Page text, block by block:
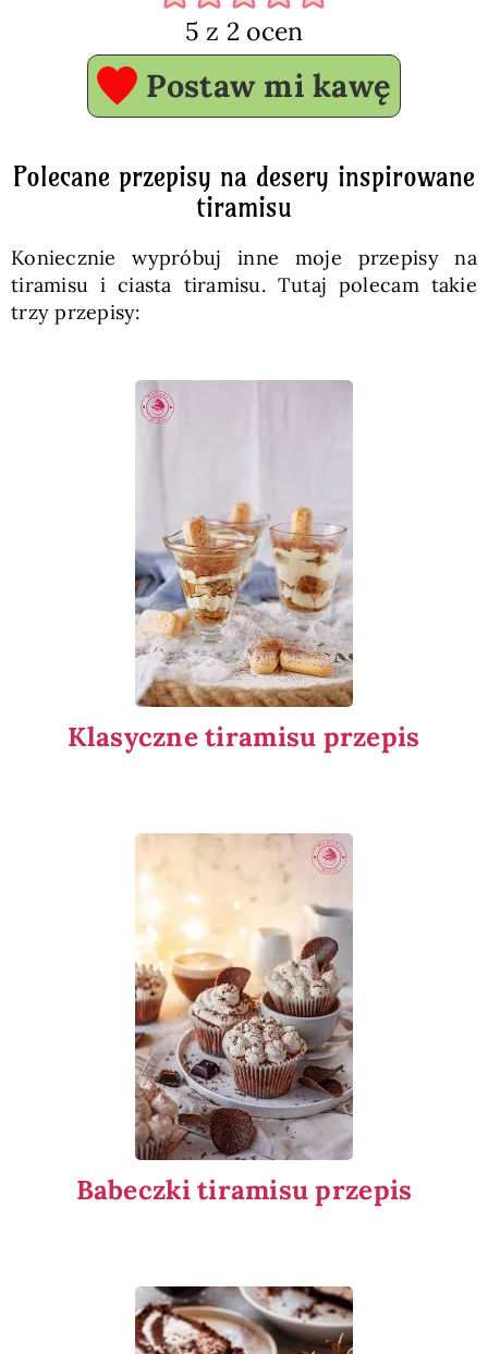
5 z 2 ocen
Postaw mi kawę
Polecane przepisy na desery inspirowane
tiramisu
Koniecznie wypróbuj inne moje przepisy na
tiramisu i ciasta tiramisu. Tutaj polecam takie
trzy przepisy:
Klasyczne tiramisu przepis
Babeczki tiramisu przepis